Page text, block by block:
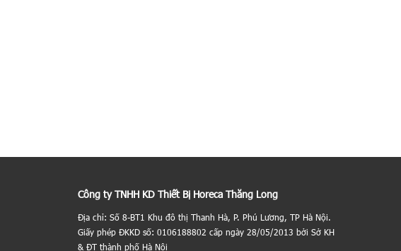
Công ty TNHH KD Thiết Bị Horeca Thăng Long
Địa chỉ: Số 8-BT1 Khu đô thị Thanh Hà, P. Phú Lương, TP Hà Nội.
Giấy phép ĐKKD số: 0106188802 cấp ngày 28/05/2013 bởi Sở KH
& ĐT thành phố Hà Nội